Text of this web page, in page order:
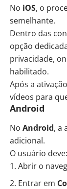
No iOS, o
semelhante.
Dentro das
opção
privacidade,
habilitado.
Após a
vídeos para
Android
No Android, a
adicional.
O usuário deve:
Abrir o
Entrar em